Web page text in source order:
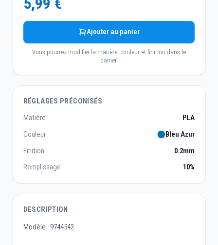
Ajouter au panier
Vous pourrez modifier la matière, couleur et finition dans le
panier.
RÉGLAGES PRÉCONISÉS
Matière
PLA
Couleur
Bleu Azur
Finition
0.2mm
Remplissage
10%
DESCRIPTION
Modèle : 9744542